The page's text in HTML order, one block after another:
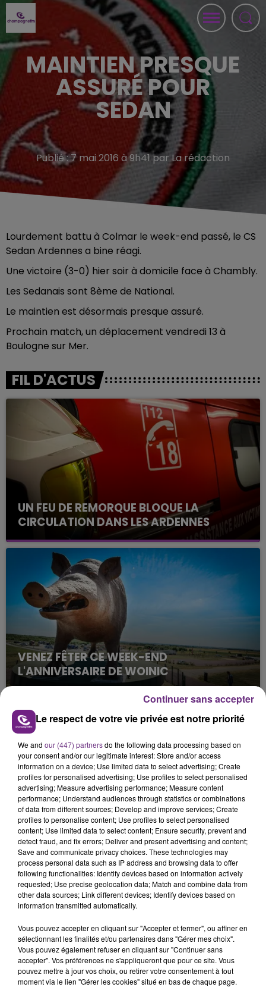
MAINTIEN PRESQUE
ASSURÉ POUR
SEDAN
Publié : 7 mai 2016 à 9h41 par La rédaction
Lourdement battu à Colmar le week-end passé, le CS
Sedan Ardennes a bine réagi.
Une victoire (3-0) hier soir à domicile face à Chambly.
Les Sedanais sont 8ème de National.
Le maintien est désormais presque assuré.
Prochain match, un déplacement vendredi 13 à
Boulogne sur Mer.
FIL D'ACTUS
UN FEU DE REMORQUE BLOQUE LA
CIRCULATION DANS LES ARDENNES
Un feu de remorque s'est déclaré ce mercredi en
fin de matinée sur l'A34.
VENEZ FÊTER CE WEEK-END
L'ANNIVERSAIRE DE WOINIC
Ce samedi 8 août sera un grand jour :
l'anniversaire du plus gros sanglier du monde.
Une fête est donc organisée et vous êtes tous
conviés !
TITRES DIFFUSÉS
5h40
5h40
COLDPLAY
A Sky Full Of Stars
5h38
5h38
MANON LISA
Le Petit Pecheur
Le respect de votre vie privée est notre priorité
We and our (447) partnersdo the following data processing based on
your consent and/or our legitimate interest: Store and/or access
information on a device; Use limited data to select advertising; Create
profiles for personalised advertising; Use profiles to select personalised
advertising; Measure advertising performance; Measure content
performance; Understand audiences through statistics or combinations
of data from different sources; Develop and improve services; Create
profiles to personalise content; Use profiles to select personalised
content; Use limited data to select content; Ensure security, prevent and
detect fraud, and fix errors; Deliver and present advertising and content;
Save and communicate privacy choices. These technologies may
process personal data such as IP address and browsing data to offer
following functionalities: Identify devices based on information actively
requested; Use precise geolocation data; Match and combine data from
other data sources; Link different devices; Identify devices based on
information transmitted automatically.
Vous pouvez accepter en cliquant sur "Accepter et fermer", ou affiner en
sélectionnant les finalités et/ou partenaires dans "Gérer mes choix".
Vous pouvez également refuser en cliquant sur "Continuer sans
accepter". Vos préférences ne s'appliqueront que pour ce site. Vous
pouvez mettre à jour vos choix, ou retirer votre consentement à tout
moment via le lien "Gérer les cookies" situé en bas de chaque page.
Continuer sans accepter